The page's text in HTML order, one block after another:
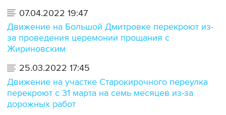
07.04.2022 19:47
Движение на Большой Дмитровке перекроют из-
за проведения церемонии прощания с
Жириновским
25.03.2022 17:45
Движение на участке Старокирочного переулка
перекроют с 31 марта на семь месяцев из-за
дорожных работ